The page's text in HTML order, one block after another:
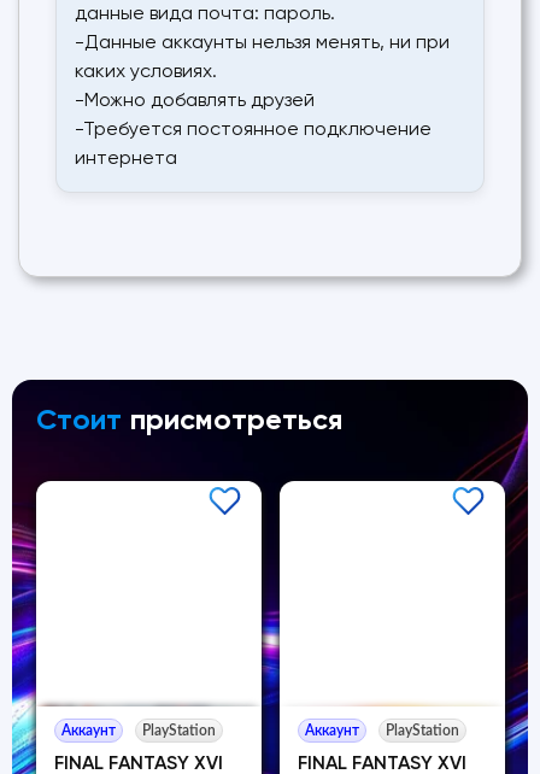
данные вида почта: пароль.
-Данные аккаунты нельзя менять, ни при
каких условиях.
-Можно добавлять друзей
-Требуется постоянное подключение
интернета
Стоит присмотреться
Аккаунт PlayStation
FINAL FANTASY XVI
Аккаунт PlayStation
FINAL FANTASY XVI